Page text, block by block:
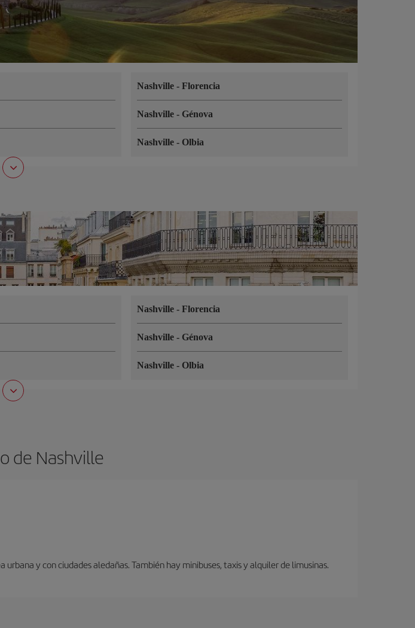
Nashville-Florencia
Nashville- Génova
Nashville- Olbia
Nashville-Florencia
Nashville- Génova
Nashville- Olbia
de Nashville
y con ciudades aledañas. También hay minibuses, taxis y alquiler de limusinas.